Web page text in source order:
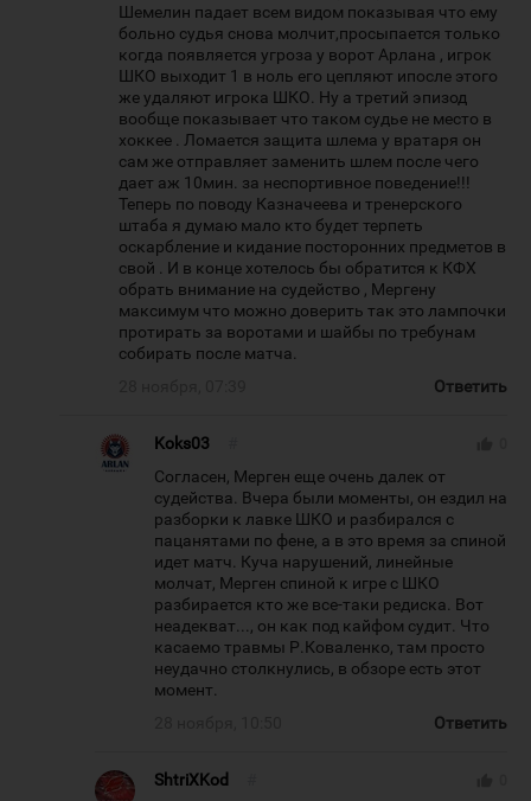
Шемелин падает всем видом показывая что ему
больно судья снова молчит,просыпается только
когда появляется угроза у ворот Арлана , игрок
ШКО выходит 1 в ноль его цепляют ипосле этого
же удаляют игрока ШКО. Ну а третий эпизод
вообще показывает что таком судье не место в
хоккее . Ломается защита шлема у вратаря он
сам же отправляет заменить шлем после чего
дает аж 10мин. за неспортивное поведение!!!
Теперь по поводу Казначеева и тренерского
штаба я думаю мало кто будет терпеть
оскарбление и кидание посторонних предметов в
свой . И в конце хотелось бы обратится к КФХ
обрать внимание на судейство , Мергену
максимум что можно доверить так это лампочки
протирать за воротами и шайбы по требунам
собирать после матча.
Ответить
Koks03
Согласен, Мерген еще очень далек от
судейства. Вчера были моменты, он ездил на
разборки к лавке ШКО и разбирался с
пацанятами по фене, а в это время за спиной
идет матч. Куча нарушений, линейные
молчат, Мерген спиной к игре с ШКО
разбирается кто же все-таки редиска. Вот
неадекват..., он как под кайфом судит. Что
касаемо травмы Р.Коваленко, там просто
неудачно столкнулись, в обзоре есть этот
момент.
Ответить
ShtriXKod